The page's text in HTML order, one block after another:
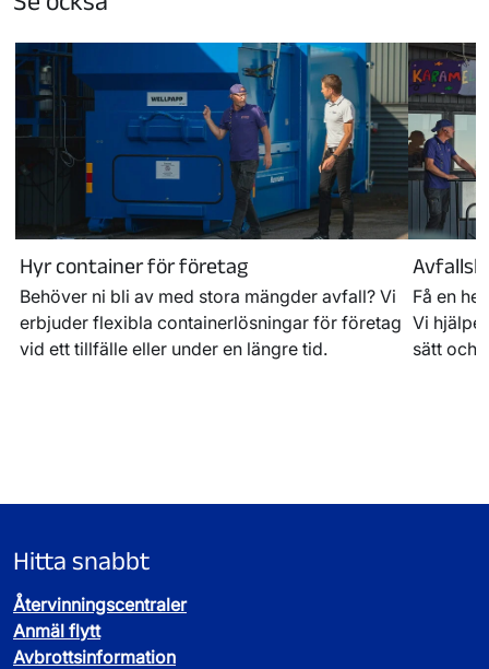
Hyr container för företag
Behöver ni bli av med stora mängder avfall? Vi
erbjuder flexibla containerlösningar för företag
vid ett tillfälle eller under en längre tid.
Få en
Vi
sätt och
Hitta snabbt
Återvinningscentraler
Anmäl flytt
Avbrottsinformation